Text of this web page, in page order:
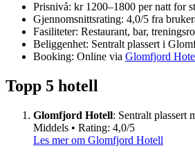
Prisnivå: kr 1200–1800 per natt for
Gjennomsnittsrating: 4,0/5 fra
Fasiliteter: Restaurant, bar,
Beliggenhet: Sentralt plassert i
Booking: Online via Glomfjord
Topp 5 hotell
Glomfjord Hotell: Sentralt plassert
Middels • Rating: 4,0/5
Les mer om Glomfjord Hotell